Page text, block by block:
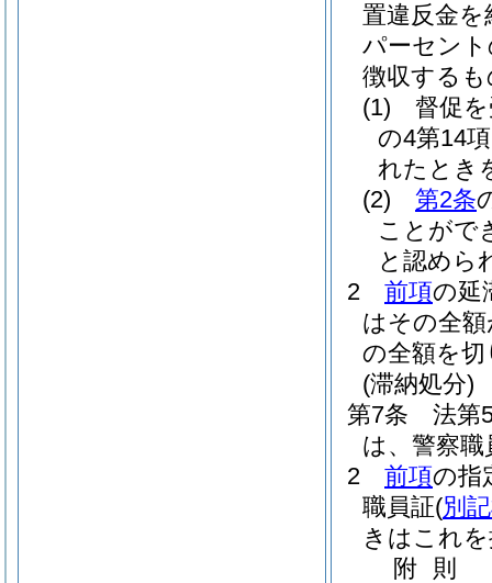
置違反金
パーセン
徴収する
(1)
督促
の4第14
れたとき
(2)
第2条
ことがで
と認めら
2
前項の延
はその全
の全額を
(滞納処分)
第7条
法第
は、警察
2
前項の指
職員証(別
きはこれ
附 則